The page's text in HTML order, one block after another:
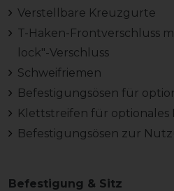
Verstellbare Kreuzgurte
T-Haken-Frontverschluss
lock"-Verschluss
Schweifriemen
Befestigungsösen für
Klettstreifen für optionales
Befestigungsösen zur
Befestigung & Sitz